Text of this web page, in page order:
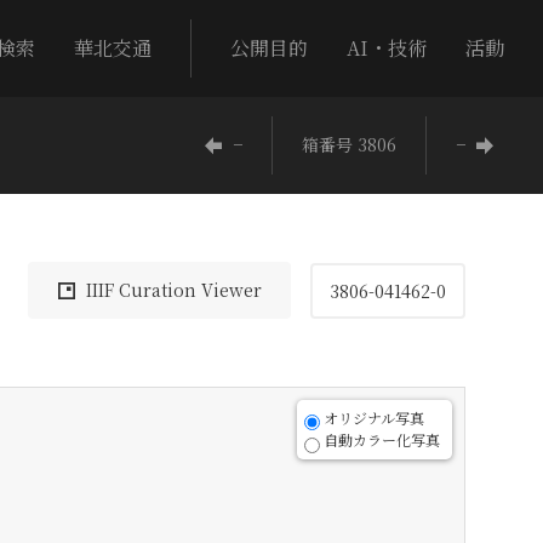
索 華北交通 公開目的 AI・技術 活動
− 箱番号 3806 −
IIIF Curation Viewer 3806-041462-0
オリジナル写真
自動カラー化写真